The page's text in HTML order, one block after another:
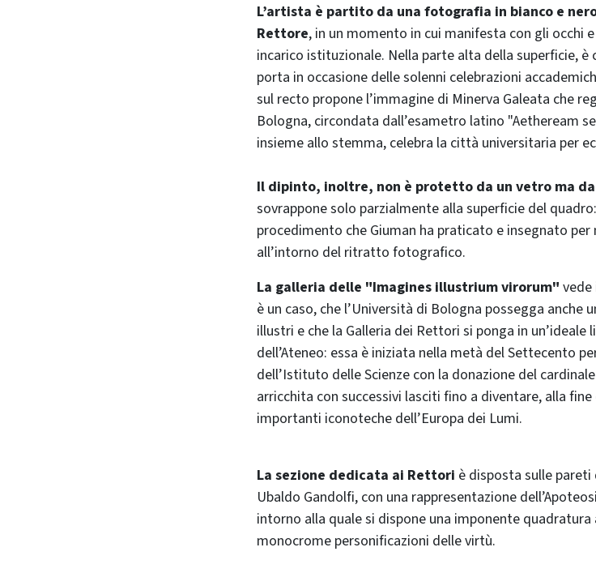
L’artista è partito da una fotografia in bianco e
Rettore, in un momento in cui manifesta con gli occhi
incarico istituzionale. Nella parte alta della superficie,
porta in occasione delle solenni celebrazioni
sul recto propone l’immagine di Minerva Galeata che
Bologna, circondata dall’esametro latino "Aetheream
insieme allo stemma, celebra la città universitaria per
Il dipinto, inoltre, non è protetto da un vetro ma
sovrappone solo parzialmente alla superficie del
procedimento che Giuman ha praticato e insegnato
all’intorno del ritratto fotografico.
La galleria delle "Imagines illustrium virorum" vede
è un caso, che l’Università di Bologna possegga
illustri e che la Galleria dei Rettori si ponga in
dell’Ateneo: essa è iniziata nella metà del Settecento
dell’Istituto delle Scienze con la donazione del
arricchita con successivi lasciti fino a diventare, alla fine
importanti iconoteche dell’Europa dei Lumi.
La sezione dedicata ai Rettori è disposta sulle
Ubaldo Gandolfi, con una rappresentazione
intorno alla quale si dispone una imponente
monocrome personificazioni delle virtù.